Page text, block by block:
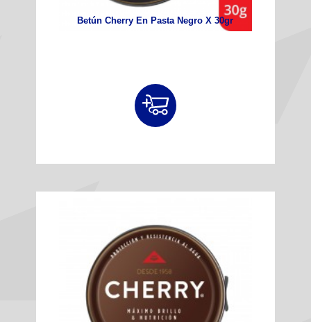
Betún Cherry En Pasta Negro X 30gr